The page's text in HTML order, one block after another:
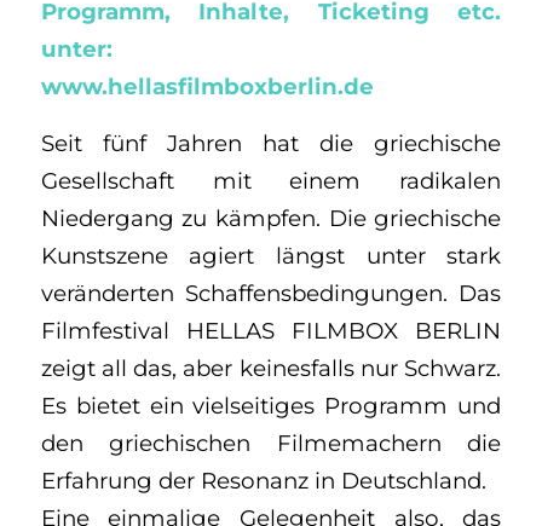
Programm, Inhalte, Ticketing etc.
unter:
www.hellasfilmboxberlin.de
Seit fünf Jahren hat die griechische
Gesellschaft mit einem radikalen
Niedergang zu kämpfen. Die griechische
Kunstszene agiert längst unter stark
veränderten Schaffensbedingungen. Das
Filmfestival HELLAS FILMBOX BERLIN
zeigt all das, aber keinesfalls nur Schwarz.
Es bietet ein vielseitiges Programm und
den griechischen Filmemachern die
Erfahrung der Resonanz in Deutschland.
Eine einmalige Gelegenheit also, das